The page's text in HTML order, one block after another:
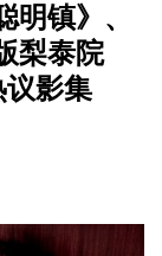
明镇》、
梨泰院
议影集